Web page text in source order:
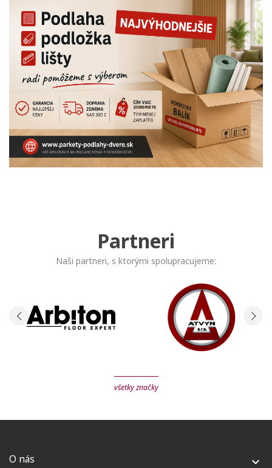
Partneri
Naši partneri, s ktorými spolupracujeme:
všetky značky
O nás 